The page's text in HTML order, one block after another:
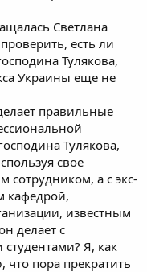
Светлана
есть ли
Тулякова,
Украины еще не
правильные
Тулякова,
свое
сотрудником, а с экс-
кафедрой,
известным
делает с
Я, как
пора прекратить